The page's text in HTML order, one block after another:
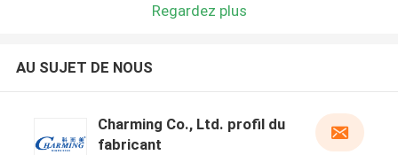
Regardez plus
AU SUJET DE NOUS
Charming Co., Ltd. profil du
fabricant